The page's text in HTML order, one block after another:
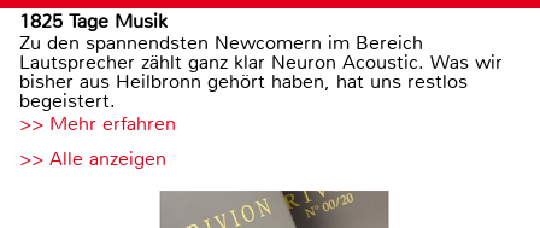
1825 Tage Musik
Zu den spannendsten Newcomern im Bereich
Lautsprecher zählt ganz klar Neuron Acoustic. Was wir
bisher aus Heilbronn gehört haben, hat uns restlos
begeistert.
>> Mehr erfahren
>> Alle anzeigen